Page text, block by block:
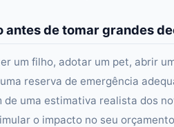
antes de tomar grandes
um filho, adotar um pet, abrir
reserva de emergência
de uma estimativa realista dos
o impacto no seu